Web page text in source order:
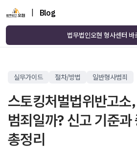
Blog
법무법인오현 형사센터 바
실무가이드 절차/방법 일반형사범죄
스토킹처벌법위반고소
범죄일까? 신고 기준과
총정리